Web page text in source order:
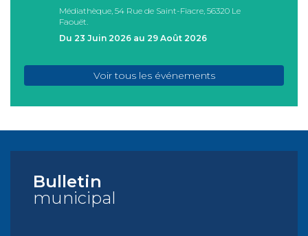
Médiathèque, 54 Rue de Saint-Fiacre, 56320 Le
Faouët.
Du 23 Juin 2026 au 29 Août 2026
Voir tous les événements
Bulletin
municipal